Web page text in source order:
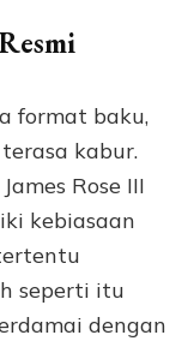
format baku,
kabur.
Rose III
kebiasaan
seperti itu
dengan